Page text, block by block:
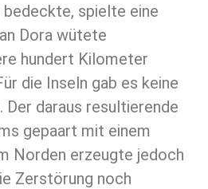
spielte eine
Dora wütete
hundert Kilometer
die Inseln gab es keine
Der daraus resultierende
gepaart mit einem
Norden erzeugte jedoch
Zerstörung noch